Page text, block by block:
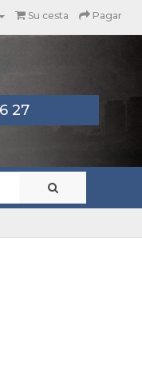
Su cesta Pagar
27